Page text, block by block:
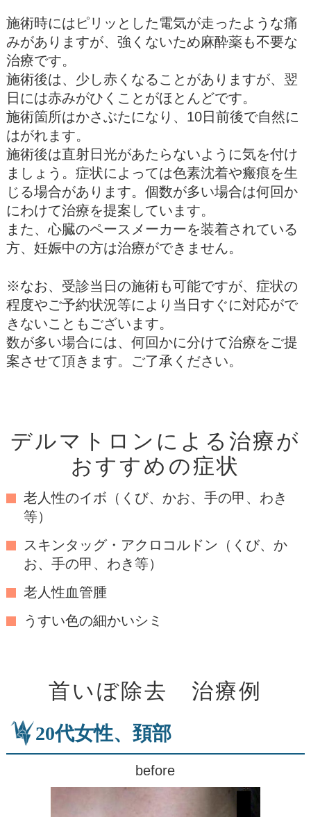
施術時にはピリッとした電気が走ったような痛
みがありますが、強くないため麻酔薬も不要な
治療です。
施術後は、少し赤くなることがありますが、翌
日には赤みがひくことがほとんどです。
施術箇所はかさぶたになり、10日前後で自然に
はがれます。
施術後は直射日光があたらないように気を付け
ましょう。症状によっては色素沈着や瘢痕を生
じる場合があります。個数が多い場合は何回か
にわけて治療を提案しています。
また、心臓のペースメーカーを装着されている
方、妊娠中の方は治療ができません。
※なお、受診当日の施術も可能ですが、症状の
程度やご予約状況等により当日すぐに対応がで
きないこともございます。
数が多い場合には、何回かに分けて治療をご提
案させて頂きます。ご了承ください。
デルマトロンによる治療が
おすすめの症状
老人性のイボ（くび、かお、手の甲、わき
等）
スキンタッグ・アクロコルドン（くび、か
お、手の甲、わき等）
老人性血管腫
うすい色の細かいシミ
首いぼ除去 治療例
20代女性、頚部
before